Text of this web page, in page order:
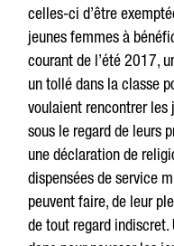
celles-ci d’être
jeunes femmes à
courant de l’été 2017,
un tollé dans la classe
voulaient rencontrer les
sous le regard de leurs
une déclaration de
dispensées de service
peuvent faire, de leur
de tout regard